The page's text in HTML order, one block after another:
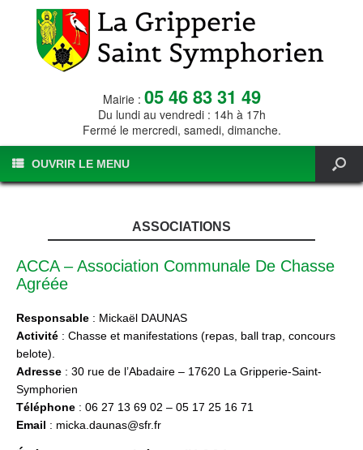
Mairie : 05 46 83 31 49
Du lundi au vendredi : 14h à 17h
Fermé le mercredi, samedi, dimanche.
OUVRIR LE MENU
ASSOCIATIONS
ACCA – Association Communale De Chasse
Agréée
Responsable : Mickaël DAUNAS
Activité : Chasse et manifestations (repas, ball trap, concours
belote).
Adresse : 30 rue de l’Abadaire – 17620 La Gripperie-Saint-
Symphorien
Téléphone : 06 27 13 69 02 – 05 17 25 16 71
Email : micka.daunas@sfr.fr